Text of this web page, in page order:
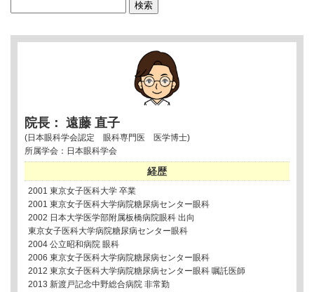
院長： 遠藤 直子
(日本眼科学会認定 眼科専門医 医学博士)
所属学会：日本眼科学会
経歴
2001 東京女子医科大学 卒業
2001 東京女子医科大学病院糖尿病センター眼科
2002 日本大学医学部附属板橋病院眼科 出向
東京女子医科大学病院糖尿病センター眼科
2004 公立昭和病院 眼科
2006 東京女子医科大学病院糖尿病センター眼科
2012 東京女子医科大学病院糖尿病センター眼科 嘱託医師
2013 新渡戸記念中野総合病院 非常勤